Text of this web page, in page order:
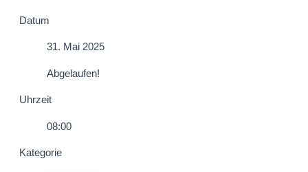
Datum
31. Mai 2025
Abgelaufen!
Uhrzeit
08:00
Kategorie